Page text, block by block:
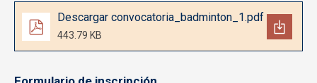
Documento
Descargar convocatoria_badminton_1.pdf
443.79 KB